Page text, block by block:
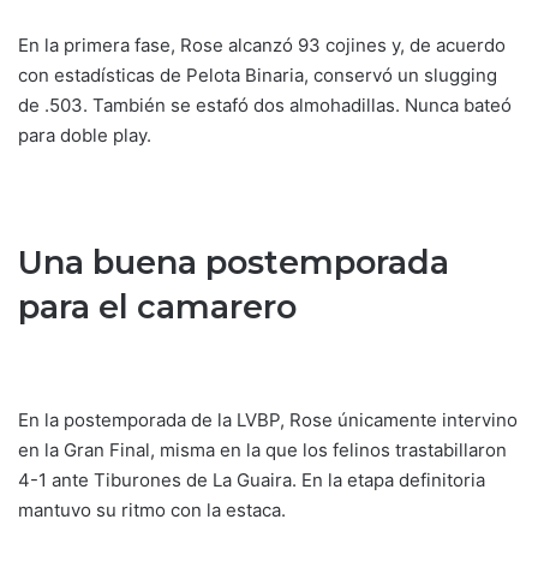
En la primera fase, Rose alcanzó 93 cojines y, de acuerdo
con estadísticas de Pelota Binaria, conservó un slugging
de .503. También se estafó dos almohadillas. Nunca bateó
para doble play.
Una buena postemporada
para el camarero
En la postemporada de la LVBP, Rose únicamente intervino
en la Gran Final, misma en la que los felinos trastabillaron
4-1 ante Tiburones de La Guaira. En la etapa definitoria
mantuvo su ritmo con la estaca.